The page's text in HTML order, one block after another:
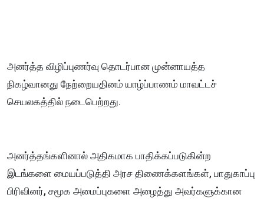
அனர்த்த விழிப்புணர்வு தொடர்பான முன்னாயத்த
நிகழ்வானது நேற்றையதினம் யாழ்ப்பாணம் மாவட்டச்
செயலகத்தில் நடைபெற்றது.
அனர்த்தங்களினால் அதிகமாக பாதிக்கப்படுகின்ற
இடங்களை மையப்படுத்தி அரச திணைக்களங்கள், பாதுகாப்பு
பிரிவினர், சமூக அமைப்புகளை அழைத்து அவர்களுக்கான